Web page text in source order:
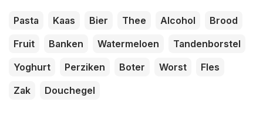
Pasta Kaas Bier Thee Alcohol
Brood
Fruit
Banken Watermeloen
Tandenborstel
Yoghurt
Perziken Boter Worst
Fles
Zak
Douchegel